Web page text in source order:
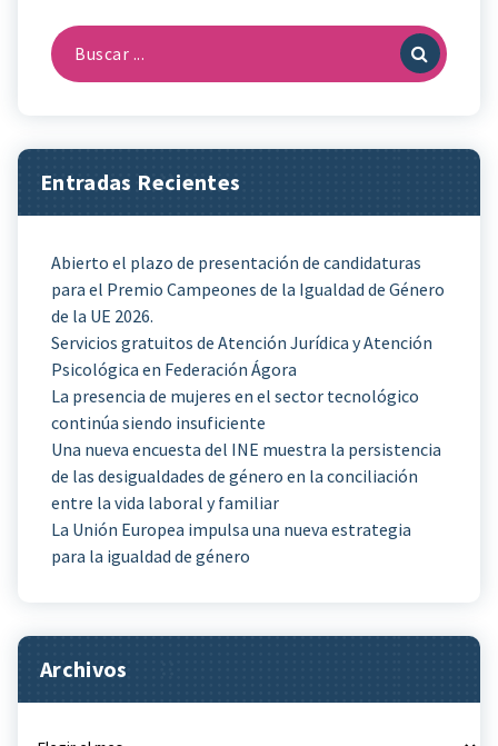
Buscar:
Entradas Recientes
Abierto el plazo de presentación de candidaturas
para el Premio Campeones de la Igualdad de Género
de la UE 2026.
Servicios gratuitos de Atención Jurídica y Atención
Psicológica en Federación Ágora
La presencia de mujeres en el sector tecnológico
continúa siendo insuficiente
Una nueva encuesta del INE muestra la persistencia
de las desigualdades de género en la conciliación
entre la vida laboral y familiar
La Unión Europea impulsa una nueva estrategia
para la igualdad de género
Archivos